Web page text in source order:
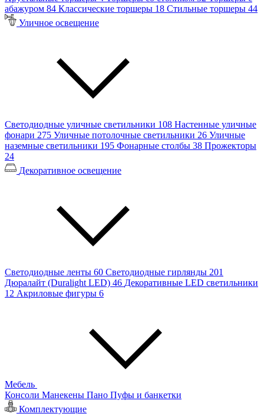
абажуром 84 Классические торшеры 18 Стильные торшеры 44
Уличное освещение
Светодиодные уличные светильники 108 Настенные уличные
фонари 275 Уличные потолочные светильники 26 Уличные
наземные светильники 195 Фонарные столбы 38 Прожекторы
24
Декоративное освещение
Светодиодные ленты 60 Светодиодные гирлянды 201
Дюралайт (Duralight LED) 46 Декоративные LED светильники
12 Акриловые фигуры 6
Мебель
Консоли Манекены Пано Пуфы и банкетки
Комплектующие